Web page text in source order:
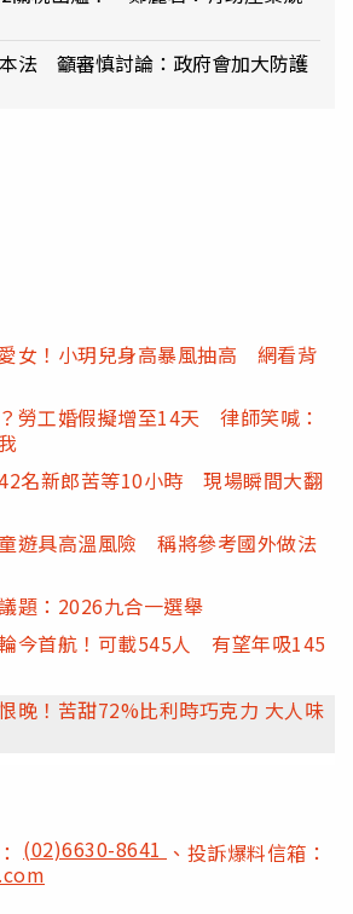
法 籲審慎討論：政府會加大防護
女！小玥兒身高暴風抽高 網看背
勞工婚假擬增至14天 律師笑喊：
名新郎苦等10小時 現場瞬間大翻
遊具高溫風險 稱將參考國外做法
題：2026九合一選舉
今首航！可載545人 有望年吸145
晚！苦甜72%比利時巧克力 大人味
(02)6630-8641 、投訴爆料信箱：